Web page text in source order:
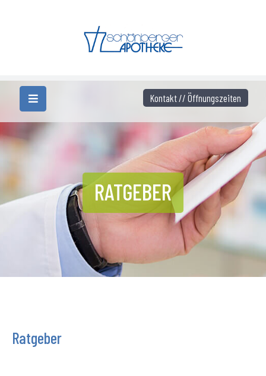
RATGEBER
Ratgeber
Kontakt // Öffnungszeiten